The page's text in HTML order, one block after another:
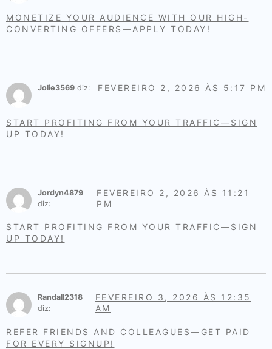
MONETIZE YOUR AUDIENCE WITH OUR HIGH-
CONVERTING OFFERS—APPLY TODAY!
Jolie3569 diz: FEVEREIRO 2, 2026 ÀS 5:17 PM
START PROFITING FROM YOUR TRAFFIC—SIGN
UP TODAY!
Jordyn4879
diz:
FEVEREIRO 2, 2026 ÀS 11:21
PM
START PROFITING FROM YOUR TRAFFIC—SIGN
UP TODAY!
Randall2318
diz:
FEVEREIRO 3, 2026 ÀS 12:35
AM
REFER FRIENDS AND COLLEAGUES—GET PAID
FOR EVERY SIGNUP!